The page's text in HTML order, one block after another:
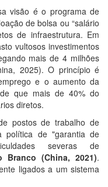
visão é o programa de
de bolsa ou “salário
de infraestrutura. Em
vultosos investimentos
mais de 4 milhões
2025). O princípio é
e o aumento da
que mais de 40% do
diretos.
postos de trabalho de
política de "garantia de
severas de
Branco (China, 2021).
ligados a um sistema